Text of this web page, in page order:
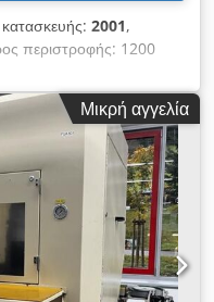
2001,
περιστροφής: 1200
ελέγχου: Siemens
Διαδρομή άξονα X:
Τα τεχνικά δεδομένα
ιδιοκτήτη και είναι
ότι μπορεί να
οι γενικοί και
- Περισσότερες από 400
από 15.000 m²
70 τόνων - Πάνω από
σας Εάν θέλετε να
Μικρή αγγελία